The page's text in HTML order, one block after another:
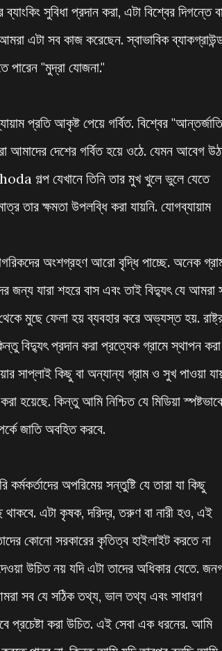
সুবিধা প্রদান করা, এটা বিশ্বের দিগন্তে
এটা সব কাজ করেছেন. স্বাভাবিক
পারেন "মুদ্রা যোজনা."
প্রতি আকৃষ্ট পেয়ে গর্বিত. বিশ্বের
দেশের গর্বিত হয়ে ওঠে. যেমন আবেগ
গল্প যেখানে তিনি তার মুখ খুলে ভুলে যেতে
তার ক্ষমতা উপলব্ধি করা যায়নি. যোগব্যায়াম
অংশগ্রহণ আরো বৃদ্ধি পাচ্ছে. অনেক
জন্য যারা শহরে বাস এবং তাই বিদ্যুৎ যে আমরা
মুছে ফেলা হয় ব্যবহার করে অভ্যস্ত হয়.
বিদ্যুৎ প্রদান করা প্রত্যেক গ্রামে স্থাপন করা
সাপ্লাই কিছু বা অন্যান্য গ্রাম ও সুখ পাওয়া
হয়েছে. কিন্তু আমি নিশ্চিত যে মিডিয়া স্পষ্টভাবে
জাতি অবহিত করবে.
অপরিমেয় সন্তুষ্টি যে তারা যা কিছু
এটা কৃষক, দরিদ্র, তরুণ বা নারী হও, এই
কোনো সরকারের কৃতিত্ব হাইলাইট করতে না
উচিত নয় যদি এটা তাদের অধিকার যেতে.
সব যে সঠিক তথ্য, ভাল তথ্য এবং সাধারণ
প্রচেষ্টা করা উচিত. এই সেবা এক ধরনের. আমি